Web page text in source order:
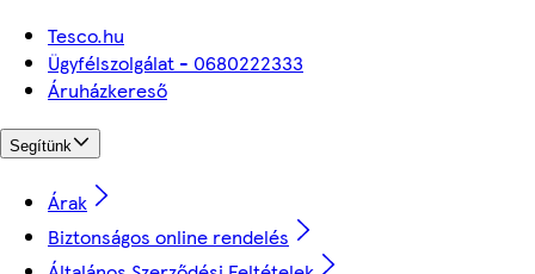
Tesco.hu
Ügyfélszolgálat - 0680222333
Áruházkereső
Segítünk
Árak
Biztonságos online rendelés